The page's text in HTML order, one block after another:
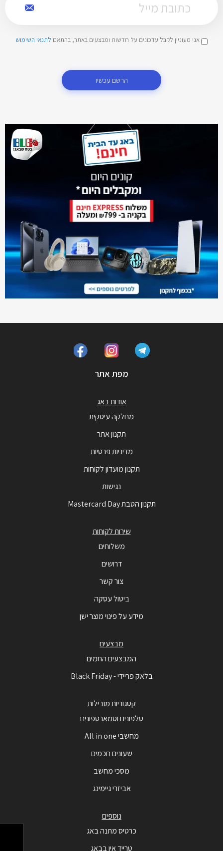
אני מעוניין לקבל עדכונים על חדשות ומבצעים באתר, בהתאם לתנאי השימוש
הרשם עכשיו
מפת אתר
אודות באג
מחלקה עיסקית
תקנון אתר
מדיניות פרטיות
תקנון מועדון לקוחות
נגישות
תקנון הטבת Mastercard Day
שירות לקוחות
משלוחים
דרושים
צור קשר
ביטול עסקה
מידע על פינוי מוצר ישן
מבצעים
המבצעים החמים
בלאק פריידי - Black Friday
קטגוריות מובילות
טלפונים וסמארטפונים
מחשבי All in one
שעונים חכמים
מסכי מחשב
אביזרי גיימינג
נוספים
כרטיס מתנה באג
טרייד אין בבאג